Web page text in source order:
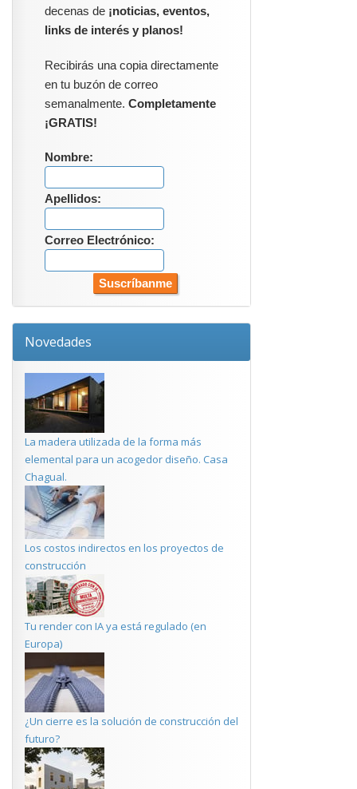
decenas de ¡noticias, eventos,
links de interés y planos!
Recibirás una copia directamente
en tu buzón de correo
semanalmente. Completamente
¡GRATIS!
Nombre:
Apellidos:
Correo Electrónico:
Novedades
La madera utilizada de la forma más
elemental para un acogedor diseño. Casa
Chagual.
Los costos indirectos en los proyectos de
construcción
Tu render con IA ya está regulado (en
Europa)
¿Un cierre es la solución de construcción del
futuro?